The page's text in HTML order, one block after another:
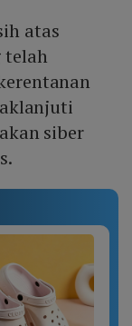
atas
telah
siber